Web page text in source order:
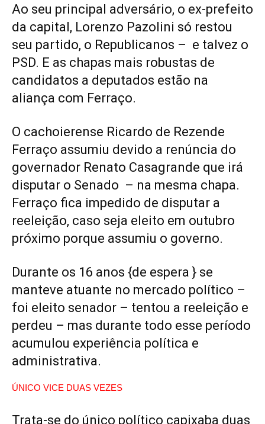
Ao seu principal adversário, o ex-prefeito
da capital, Lorenzo Pazolini só restou
seu partido, o Republicanos – e talvez o
PSD. E as chapas mais robustas de
candidatos a deputados estão na
aliança com Ferraço.
O cachoierense Ricardo de Rezende
Ferraço assumiu devido a renúncia do
governador Renato Casagrande que irá
disputar o Senado – na mesma chapa.
Ferraço fica impedido de disputar a
reeleição, caso seja eleito em outubro
próximo porque assumiu o governo.
Durante os 16 anos {de espera } se
manteve atuante no mercado político –
foi eleito senador – tentou a reeleição e
perdeu – mas durante todo esse período
acumulou experiência política e
administrativa.
ÚNICO VICE DUAS VEZES
Trata-se do único político capixaba duas